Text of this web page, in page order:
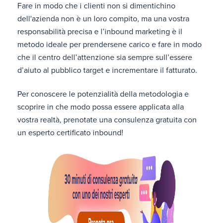
Fare in modo che i clienti non si dimentichino
dell'azienda non è un loro compito, ma una vostra
responsabilità precisa e l’inbound marketing è il
metodo ideale per prendersene carico e fare in modo
che il centro dell’attenzione sia sempre sull’essere
d’aiuto al pubblico target e incrementare il fatturato.
Per conoscere le potenzialità della metodologia e
scoprire in che modo possa essere applicata alla
vostra realtà, prenotate una consulenza gratuita con
un esperto certificato inbound!